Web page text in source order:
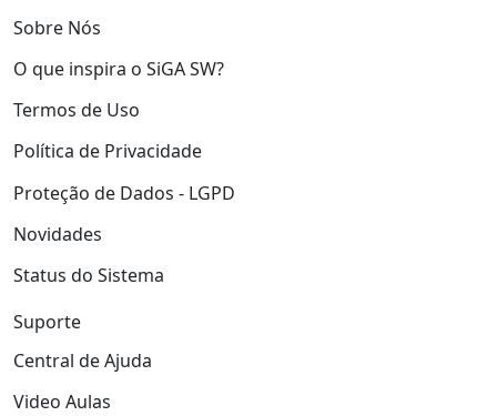
Sobre Nós
O que inspira o SiGA SW?
Termos de Uso
Política de Privacidade
Proteção de Dados - LGPD
Novidades
Status do Sistema
Suporte
Central de Ajuda
Video Aulas